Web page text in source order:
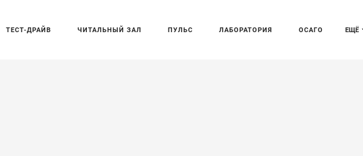
ЕЩЁ
ТЕСТ-ДРАЙВ ЧИТАЛЬНЫЙ ЗАЛ ПУЛЬС ЛАБОРАТОРИЯ ОСАГО